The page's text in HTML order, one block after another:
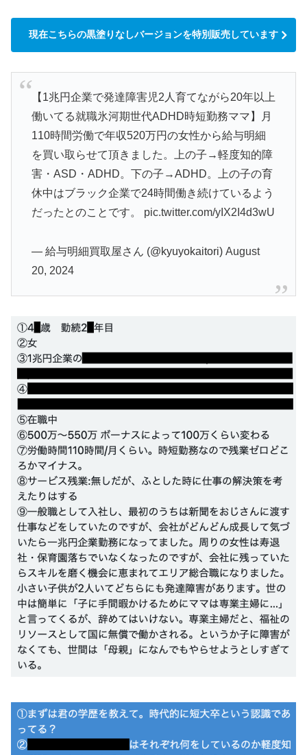
現在こちらの黒塗りなしバージョンを特別販売しています
【1兆円企業で発達障害児2人育てながら20年以上
働いてる就職氷河期世代ADHD時短勤務ママ】月
110時間労働で年収520万円の女性から給与明細
を買い取らせて頂きました。上の子→軽度知的障
害・ASD・ADHD。下の子→ADHD。上の子の育
休中はブラック企業で24時間働き続けているよう
だったとのことです。 pic.twitter.com/yIX2I4d3wU
— 給与明細買取屋さん (@kyuyokaitori) August
20, 2024